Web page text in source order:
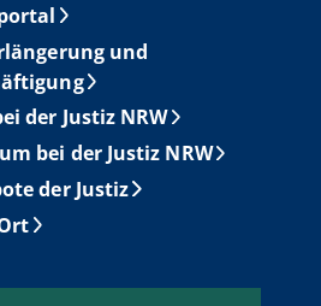
und
der Justiz NRW
bei der Justiz NRW
der Justiz